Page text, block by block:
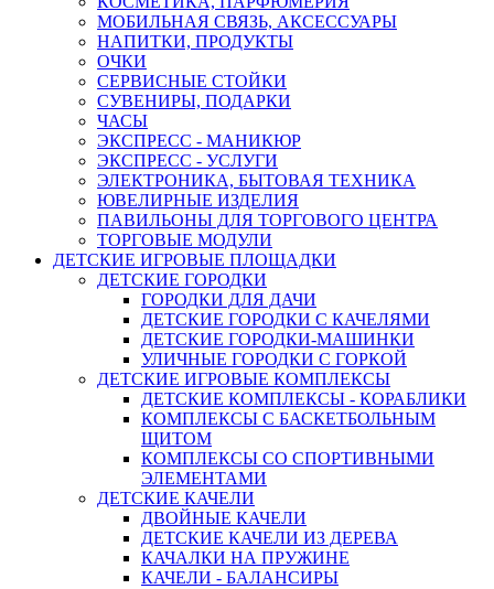
МОБИЛЬНАЯ СВЯЗЬ, АКСЕССУАРЫ
НАПИТКИ, ПРОДУКТЫ
ОЧКИ
СЕРВИСНЫЕ СТОЙКИ
СУВЕНИРЫ, ПОДАРКИ
ЧАСЫ
ЭКСПРЕСС - МАНИКЮР
ЭКСПРЕСС - УСЛУГИ
ЭЛЕКТРОНИКА, БЫТОВАЯ ТЕХНИКА
ЮВЕЛИРНЫЕ ИЗДЕЛИЯ
ПАВИЛЬОНЫ ДЛЯ ТОРГОВОГО ЦЕНТРА
ТОРГОВЫЕ МОДУЛИ
ДЕТСКИЕ ИГРОВЫЕ ПЛОЩАДКИ
ДЕТСКИЕ ГОРОДКИ
ГОРОДКИ ДЛЯ ДАЧИ
ДЕТСКИЕ ГОРОДКИ С КАЧЕЛЯМИ
ДЕТСКИЕ ГОРОДКИ-МАШИНКИ
УЛИЧНЫЕ ГОРОДКИ С ГОРКОЙ
ДЕТСКИЕ ИГРОВЫЕ КОМПЛЕКСЫ
ДЕТСКИЕ КОМПЛЕКСЫ - КОРАБЛИКИ
КОМПЛЕКСЫ С БАСКЕТБОЛЬНЫМ
ЩИТОМ
КОМПЛЕКСЫ СО СПОРТИВНЫМИ
ЭЛЕМЕНТАМИ
ДЕТСКИЕ КАЧЕЛИ
ДВОЙНЫЕ КАЧЕЛИ
ДЕТСКИЕ КАЧЕЛИ ИЗ ДЕРЕВА
КАЧАЛКИ НА ПРУЖИНЕ
КАЧЕЛИ - БАЛАНСИРЫ